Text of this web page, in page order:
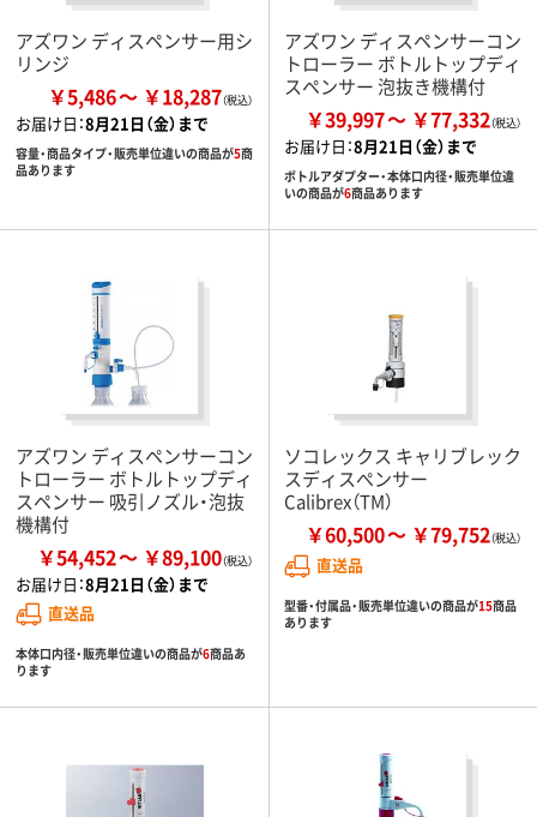
アズワン ディスペンサー用シ
リンジ
￥5,486 ￥18,287
お届け日：8月21日（金）まで
容量・商品タイプ・販売単位違いの商品が5商
品あります
アズワン ディスペンサーコン
トローラー ボトルトップディ
スペンサー 泡抜き機構付
￥39,997 ￥77,332
お届け日：8月21日（金）まで
ボトルアダプター・本体口内径・販売単位違
いの商品が6商品あります
アズワン ディスペンサーコン
トローラー ボトルトップディ
スペンサー 吸引ノズル・泡抜
機構付
￥54,452 ￥89,100
お届け日：8月21日（金）まで
直送品
本体口内径・販売単位違いの商品が6商品あ
ります
ソコレックス キャリブレック
スディスぺンサー
Calibrex（TM）
￥60,500 ￥79,752
直送品
型番・付属品・販売単位違いの商品が15商品
あります